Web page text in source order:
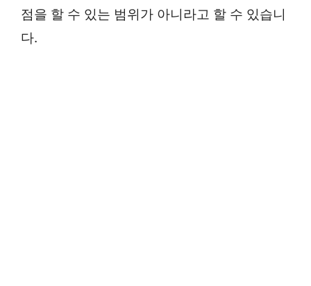
점을 할 수 있는 범위가 아니라고 할 수 있습니
다.